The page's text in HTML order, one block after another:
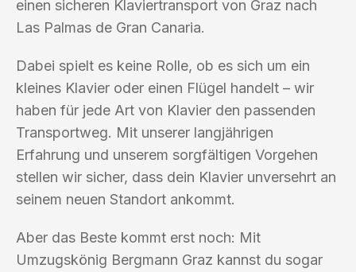
einen sicheren Klaviertransport von Graz nach
Las Palmas de Gran Canaria.
Dabei spielt es keine Rolle, ob es sich um ein
kleines Klavier oder einen Flügel handelt – wir
haben für jede Art von Klavier den passenden
Transportweg. Mit unserer langjährigen
Erfahrung und unserem sorgfältigen Vorgehen
stellen wir sicher, dass dein Klavier unversehrt an
seinem neuen Standort ankommt.
Aber das Beste kommt erst noch: Mit
Umzugskönig Bergmann Graz kannst du sogar